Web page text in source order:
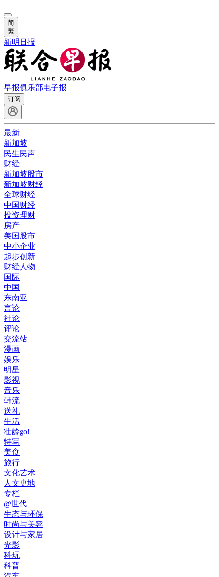
简
繁
新明日报
早报俱乐部电子报
订阅
最新
新加坡
民生民声
财经
新加坡股市
新加坡财经
全球财经
中国财经
投资理财
房产
美国股市
中小企业
起步创新
财经人物
国际
中国
东南亚
言论
社论
评论
交流站
漫画
娱乐
明星
影视
音乐
韩流
送礼
生活
壮龄go!
特写
美食
旅行
文化艺术
人文史地
专栏
@世代
生态与环保
时尚与美容
设计与家居
光影
科玩
科普